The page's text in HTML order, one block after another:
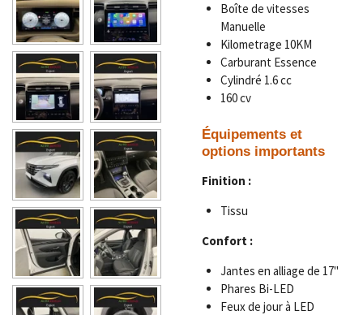
Boîte de vitesses
Manuelle
Kilometrage 10KM
Carburant Essence
Cylindré 1.6 cc
160 cv
Équipements et
options importants
Finition :
Tissu
Confort :
Jantes en alliage de 17"
Phares Bi-LED
Feux de jour à LED